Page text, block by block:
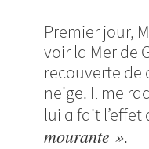
Premier jour,
voir la Mer de
recouverte de
neige. Il me
lui a fait l’effet
mourante ».